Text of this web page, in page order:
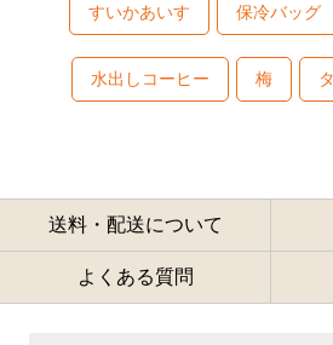
すいかあいす 保冷バッグ
水出しコーヒー 梅
送料・配送について
よくある質問